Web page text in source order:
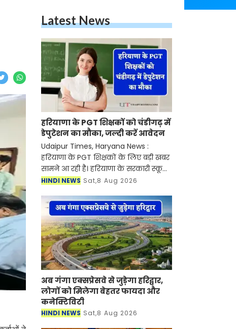
Latest News
हरियाणा के PGT शिक्षकों को चंडीगढ़ में
डेपुटेशन का मौका, जल्दी करें आवेदन
Udaipur Times, Haryana News :
हरियाणा के PGT शिक्षकों के लिए बड़ी खबर
सामने आ रही है। हरियाणा के सरकारी स्कूलों
में कार्यरत पीजीटी (लेक्चरर) शिक्षकों के
जाने क
HINDI NEWS Sat,8 Aug 2026
अब गंगा एक्सप्रेसवे से जुड़ेगा हरिद्वार,
लोगों को मिलेगा बेहतर फायदा और
कनेक्टिविटी
HINDI NEWS Sat,8 Aug 2026